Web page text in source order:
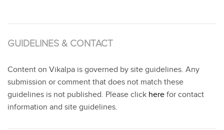
GUIDELINES & CONTACT
Content on Vikalpa is governed by site guidelines. Any
submission or comment that does not match these
guidelines is not published. Please click here for contact
information and site guidelines.